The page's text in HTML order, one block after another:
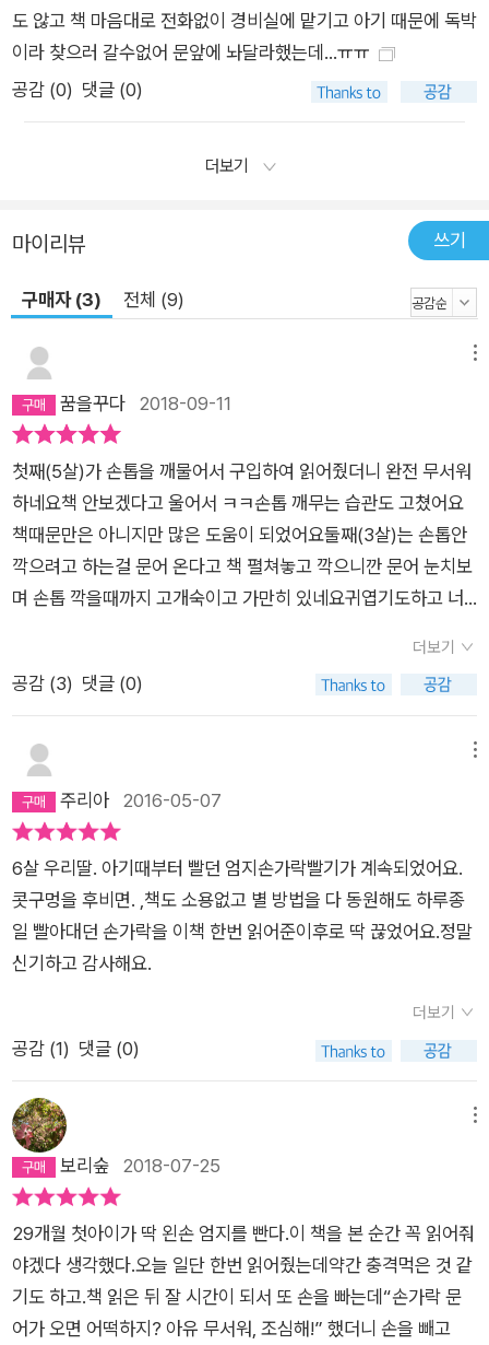
도 않고 책 마음대로 전화없이 경비실에 맡기고 아기 때문에 독박
이라 찾으러 갈수없어 문앞에 놔달라했는데...ㅠㅠ
공감 (0) 댓글 (0)
더보기
마이리뷰 쓰기
구매자 (3) 전체 (9)
꿈을꾸다 2018-09-11
첫째(5살)가 손톱을 깨물어서 구입하여 읽어줬더니 완전 무서워
하네요책 안보겠다고 울어서 ㅋㅋ손톱 깨무는 습관도 고쳤어요
책때문만은 아니지만 많은 도움이 되었어요둘째(3살)는 손톱안
깍으려고 하는걸 문어 온다고 책 펼쳐놓고 깍으니깐 문어 눈치보
며 손톱 깍을때까지 고개숙이고 가만히 있네요귀엽기도하고 너
더보기
공감 (3) 댓글 (0)
주리아 2016-05-07
6살 우리딸. 아기때부터 빨던 엄지손가락빨기가 계속되었어요.
콧구멍을 후비면. ,책도 소용없고 별 방법을 다 동원해도 하루종
일 빨아대던 손가락을 이책 한번 읽어준이후로 딱 끊었어요.정말
신기하고 감사해요.
더보기
공감 (1) 댓글 (0)
보리숲 2018-07-25
29개월 첫아이가 딱 왼손 엄지를 빤다.이 책을 본 순간 꼭 읽어줘
야겠다 생각했다.오늘 일단 한번 읽어줬는데약간 충격먹은 것 같
기도 하고.책 읽은 뒤 잘 시간이 되서 또 손을 빠는데“손가락 문
어가 오면 어떡하지? 아유 무서워, 조심해!” 했더니 손을 빼고